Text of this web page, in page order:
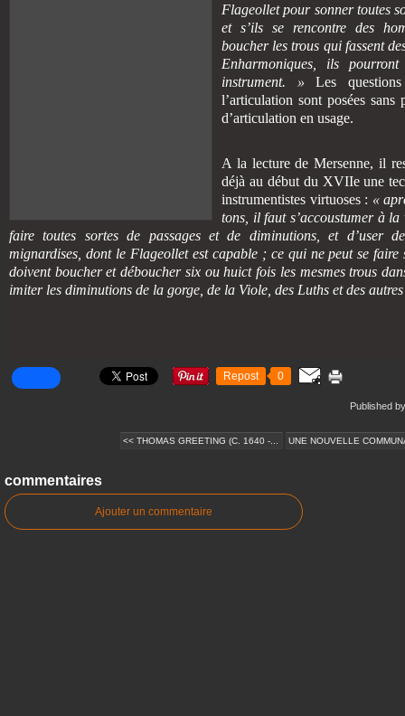
Flageollet pour sonner toutes
et s’ils se rencontre des
boucher les trous qui fassent
Enharmoniques, ils
instrument. » Les
l’articulation sont posées
d’articulation en usage.
A la lecture de Mersenne, il
déjà au début du XVIIe une
instrumentistes virtuoses : «
tons, il faut s’accoustumer à
faire toutes sortes de passages et de diminutions, et d’user
mignardises, dont le Flageollet est capable ; ce qui ne peut se faire
doivent boucher et déboucher six ou huict fois les mesmes trous
imiter les diminutions de la gorge, de la Viole, des Luths et des
Repost 0
Published
<< THOMAS GREETING (C. 1640 -... UNE NOUVELLE
commentaires
Ajouter un commentaire